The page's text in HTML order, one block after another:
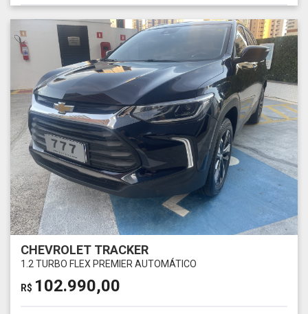
CHEVROLET TRACKER
1.2 TURBO FLEX PREMIER AUTOMÁTICO
R$ 102.990,00